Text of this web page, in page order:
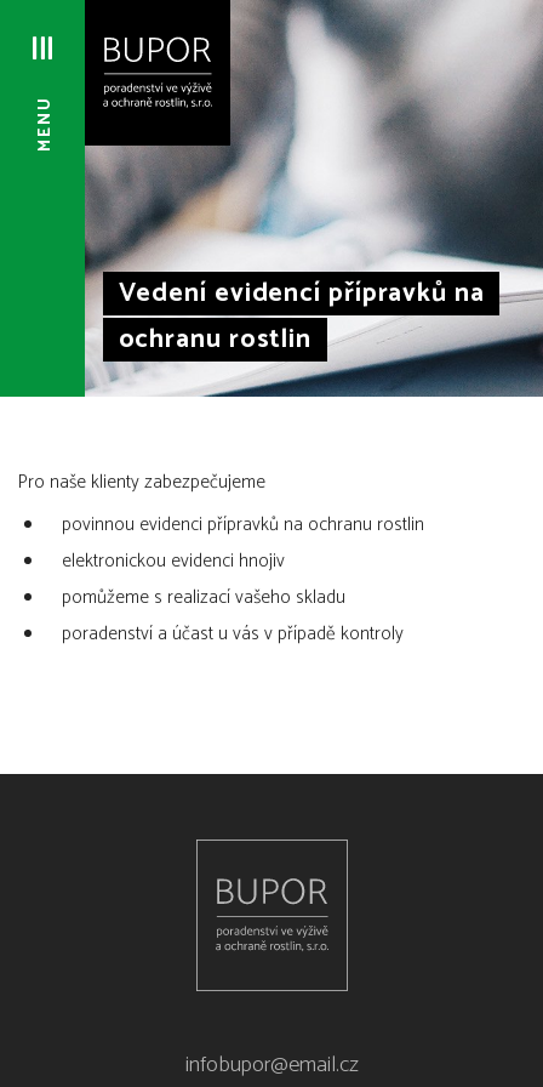
MENU
Vedení evidencí přípravků na
ochranu rostlin
Pro naše klienty zabezpečujeme
povinnou evidenci přípravků na ochranu rostlin
elektronickou evidenci hnojiv
pomůžeme s realizací vašeho skladu
poradenství a účast u vás v případě kontroly
infobupor@email.cz